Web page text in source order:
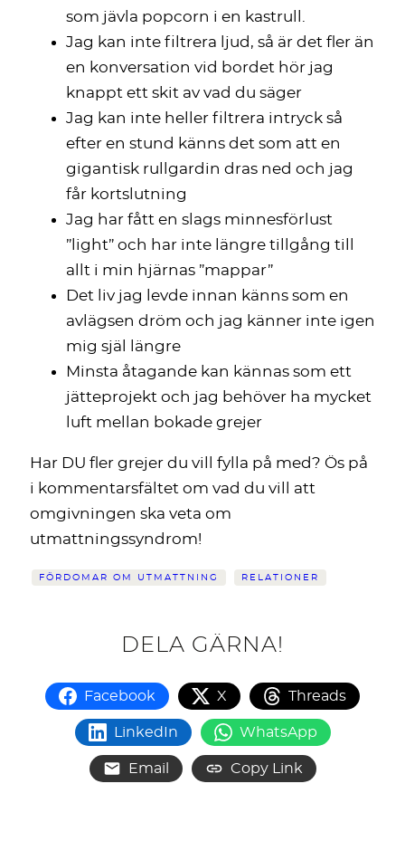
som jävla popcorn i en kastrull.
Jag kan inte filtrera ljud, så är det fler än
en konversation vid bordet hör jag
knappt ett skit av vad du säger
Jag kan inte heller filtrera intryck så
efter en stund känns det som att en
gigantisk rullgardin dras ned och jag
får kortslutning
Jag har fått en slags minnesförlust
”light” och har inte längre tillgång till
allt i min hjärnas ”mappar”
Det liv jag levde innan känns som en
avlägsen dröm och jag känner inte igen
mig själ längre
Minsta åtagande kan kännas som ett
jätteprojekt och jag behöver ha mycket
luft mellan bokade grejer
Har DU fler grejer du vill fylla på med? Ös på
i kommentarsfältet om vad du vill att
omgivningen ska veta om
utmattningssyndrom!
FÖRDOMAR OM UTMATTNING RELATIONER
DELA GÄRNA!
Facebook X Threads
LinkedIn WhatsApp
Email Copy Link